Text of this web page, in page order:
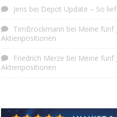
Jens bei Depot Update – So
TimBrockmann bei Meine fünf
Aktienpositionen
Friedrich Merze bei Meine fünf
Aktienpositionen